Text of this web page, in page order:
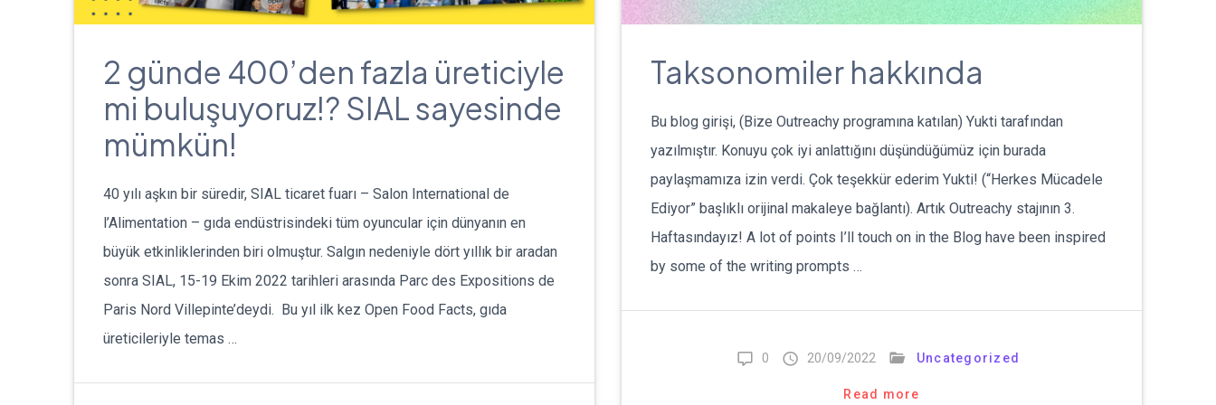
2 günde 400’den fazla üreticiyle
mi buluşuyoruz!? SIAL sayesinde
mümkün!
40 yılı aşkın bir süredir, SIAL ticaret fuarı – Salon International de
l’Alimentation – gıda endüstrisindeki tüm oyuncular için dünyanın en
büyük etkinliklerinden biri olmuştur. Salgın nedeniyle dört yıllık bir aradan
sonra SIAL, 15-19 Ekim 2022 tarihleri arasında Parc des Expositions de
Paris Nord Villepinte’deydi. Bu yıl ilk kez Open Food Facts, gıda
üreticileriyle temas …
Taksonomiler hakkında
Bu blog girişi, (Bize Outreachy programına katılan) Yukti tarafından
yazılmıştır. Konuyu çok iyi anlattığını düşündüğümüz için burada
paylaşmamıza izin verdi. Çok teşekkür ederim Yukti! (“Herkes Mücadele
Ediyor” başlıklı orijinal makaleye bağlantı). Artık Outreachy stajının 3.
Haftasındayız! A lot of points I’ll touch on in the Blog have been inspired
by some of the writing prompts …
0 20/09/2022 Uncategorized
Read more